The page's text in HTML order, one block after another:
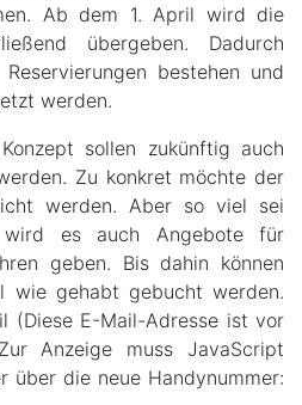
Ab dem 1. April wird die
übergeben. Dadurch
bestehen und
werden.
sollen zukünftig auch
Zu konkret möchte der
werden. Aber so viel sei
es auch Angebote für
geben. Bis dahin können
wie gehabt gebucht werden.
(Diese E-Mail-Adresse ist vor
Anzeige muss JavaScript
über die neue Handynummer: